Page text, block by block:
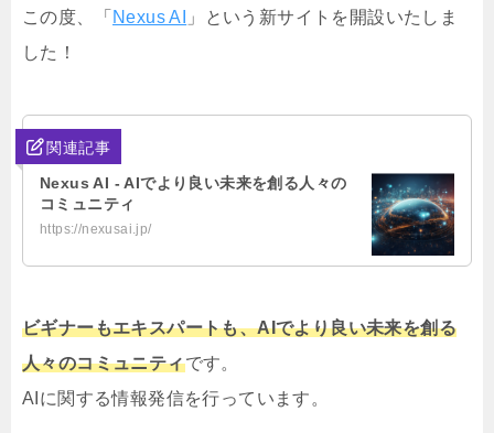
この度、「 Nexus AI
」という新サイトを開設いたしま
した！
関連記事
Nexus AI - AIでより良い未来を創る人々の
コミュニティ
https://nexusai.jp/
ビギナーもエキスパートも、AIでより良い未来を創る
人々のコミュニティです。
AIに関する情報発信を行っています。